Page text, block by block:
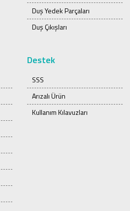
Duş Yedek Parçaları
Duş Çıkışları
Destek
SSS
Arızalı Ürün
Kullanım Kılavuzları